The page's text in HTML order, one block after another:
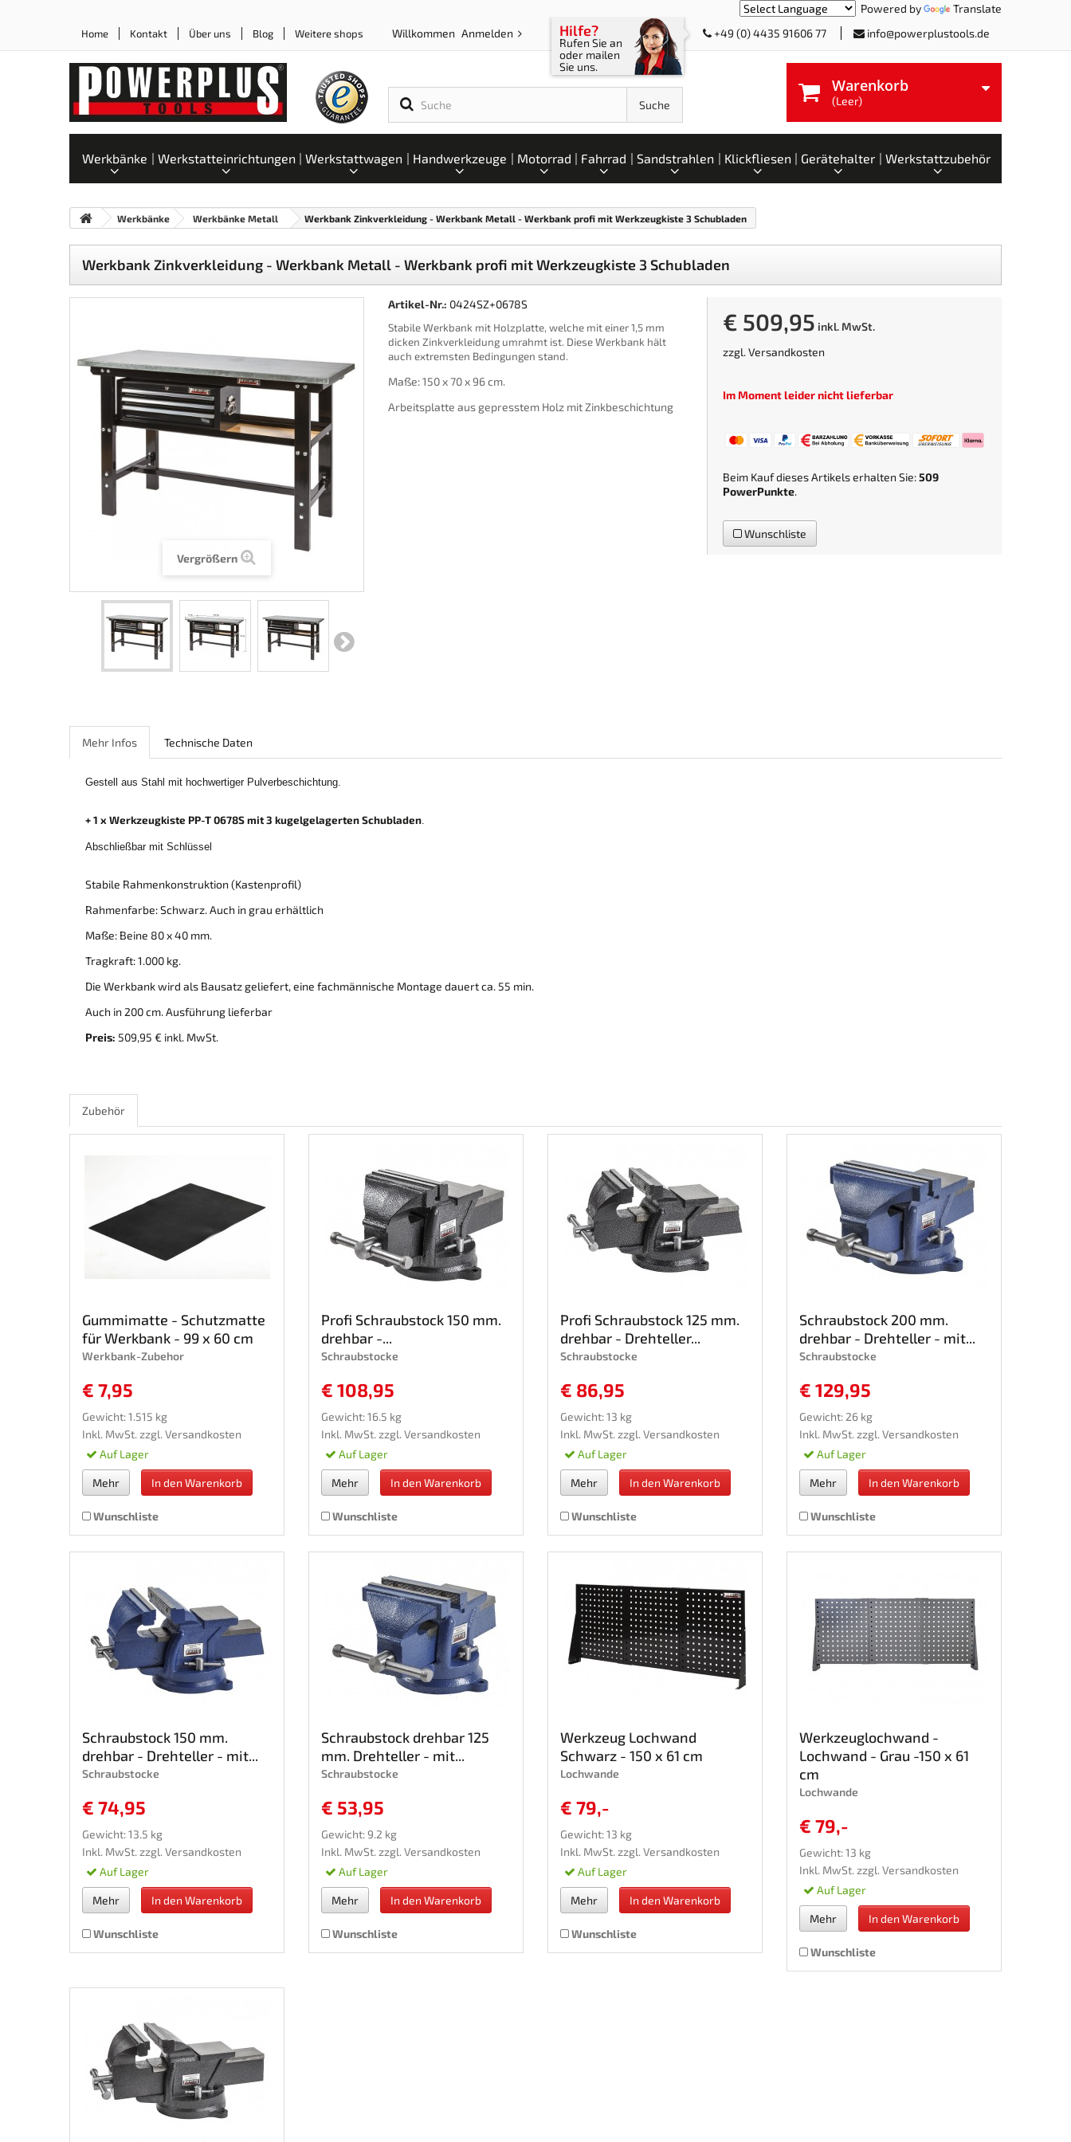
Powered by Translate
Home Kontakt Über uns Blog Weitere shops Willkommen Anmelden Hilfe?
Rufen Sie an
oder mailen
Sie uns.
+49 (0) 4435 91606 77 info@powerplustools.de
Suche
Warenkorb
(Leer)
Werkbänke Werkstatteinrichtungen Werkstattwagen Handwerkzeuge Motorrad Fahrrad Sandstrahlen Klickfliesen Gerätehalter Werkstattzubehör
Werkbänke Werkbänke Metall Werkbank Zinkverkleidung - Werkbank Metall - Werkbank profi mit Werkzeugkiste 3 Schubladen
Werkbank Zinkverkleidung - Werkbank Metall - Werkbank profi mit Werkzeugkiste 3 Schubladen
Vergrößern
Artikel-Nr.: 0424SZ+0678S
Stabile Werkbank mit Holzplatte, welche mit einer 1,5 mm
dicken Zinkverkleidung umrahmt ist. Diese Werkbank hält
auch extremsten Bedingungen stand.
Maße: 150 x 70 x 96 cm.
Arbeitsplatte aus gepresstem Holz mit Zinkbeschichtung
€ 509,95 inkl. MwSt.
zzgl.Versandkosten
Im Moment leider nicht lieferbar
Beim Kauf dieses Artikels erhalten Sie:509
PowerPunkte.
Wunschliste
Mehr Infos Technische Daten
Gestell aus Stahl mit hochwertiger Pulverbeschichtung.
+ 1 x Werkzeugkiste PP-T 0678S mit 3 kugelgelagerten Schubladen
Abschließbar mit Schlüssel
Stabile Rahmenkonstruktion (Kastenprofil)
Rahmenfarbe: Schwarz. Auch in grau erhältlich
Maße: Beine 80 x 40 mm.
Tragkraft: 1.000 kg.
Die Werkbank wird als Bausatz geliefert, eine fachmännische Montage dauert ca. 55 min.
Auch in 200 cm. Ausführung lieferbar
Preis: 509,95 € inkl. MwSt.
Zubehör
Gummimatte - Schutzmatte
für Werkbank - 99 x 60 cm
Werkbank-Zubehor
€ 7,95
Gewicht: 1.515 kg
Inkl. MwSt. zzgl. Versandkosten
Auf Lager
Mehr In den Warenkorb
Wunschliste
Profi Schraubstock 150 mm.
drehbar -...
Schraubstocke
€ 108,95
Gewicht: 16.5 kg
Inkl. MwSt. zzgl. Versandkosten
Auf Lager
Mehr In den Warenkorb
Wunschliste
Profi Schraubstock 125 mm.
drehbar - Drehteller...
Schraubstocke
€ 86,95
Gewicht: 13 kg
Inkl. MwSt. zzgl. Versandkosten
Auf Lager
Mehr In den Warenkorb
Wunschliste
Schraubstock 200 mm.
drehbar - Drehteller - mit...
Schraubstocke
€ 129,95
Gewicht: 26 kg
Inkl. MwSt. zzgl. Versandkosten
Auf Lager
Mehr In den Warenkorb
Wunschliste
Schraubstock 150 mm.
drehbar - Drehteller - mit...
Schraubstocke
€ 74,95
Gewicht: 13.5 kg
Inkl. MwSt. zzgl. Versandkosten
Auf Lager
Mehr In den Warenkorb
Wunschliste
Schraubstock drehbar 125
mm. Drehteller - mit...
Schraubstocke
€ 53,95
Gewicht: 9.2 kg
Inkl. MwSt. zzgl. Versandkosten
Auf Lager
Mehr In den Warenkorb
Wunschliste
Werkzeug Lochwand
Schwarz - 150 x 61 cm
Lochwande
€ 79,-
Gewicht: 13 kg
Inkl. MwSt. zzgl. Versandkosten
Auf Lager
Mehr In den Warenkorb
Wunschliste
Werkzeuglochwand -
Lochwand - Grau -150 x 61
cm
Lochwande
€ 79,-
Gewicht: 13 kg
Inkl. MwSt. zzgl. Versandkosten
Auf Lager
Mehr In den Warenkorb
Wunschliste